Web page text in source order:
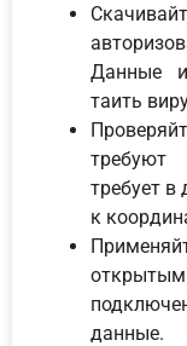
Данные
таить
требует в
к
данные.